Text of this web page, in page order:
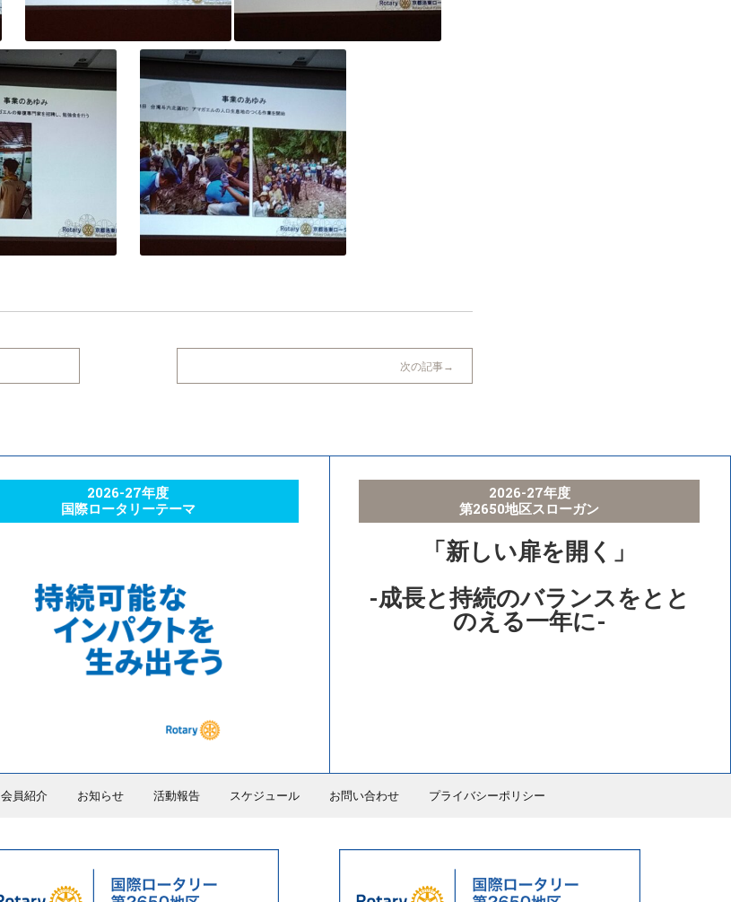
次の記事
2026-27年度
国際ロータリーテーマ
2026-27年度
第2650地区スローガン
「新しい扉を開く」
-成長と持続のバランスをとと
のえる一年に-
会員紹介 お知らせ 活動報告 スケジュール お問い合わせ プライバシーポリシー